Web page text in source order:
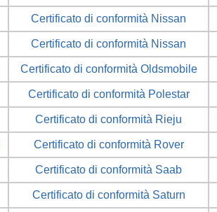
Certificato di conformità Nissan
Certificato di conformità Nissan
Certificato di conformità Oldsmobile
Certificato di conformità Polestar
Certificato di conformità Rieju
Certificato di conformità Rover
Certificato di conformità Saab
Certificato di conformità Saturn